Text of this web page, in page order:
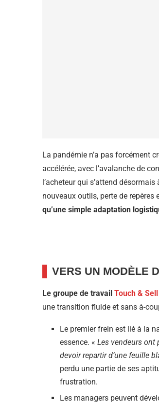
La pandémie n’a pas forcément
accélérée, avec l’avalanche de
l’acheteur qui s’attend
nouveaux outils, perte de
qu’une simple adaptation
VERS UN MODÈLE
Le groupe de travail Touch & Sell
une transition fluide et sans à-
Le premier frein est lié à la
essence. « Les vendeurs ont
devoir repartir d’une feuille
perdu une partie de ses
frustration.
Les managers peuvent